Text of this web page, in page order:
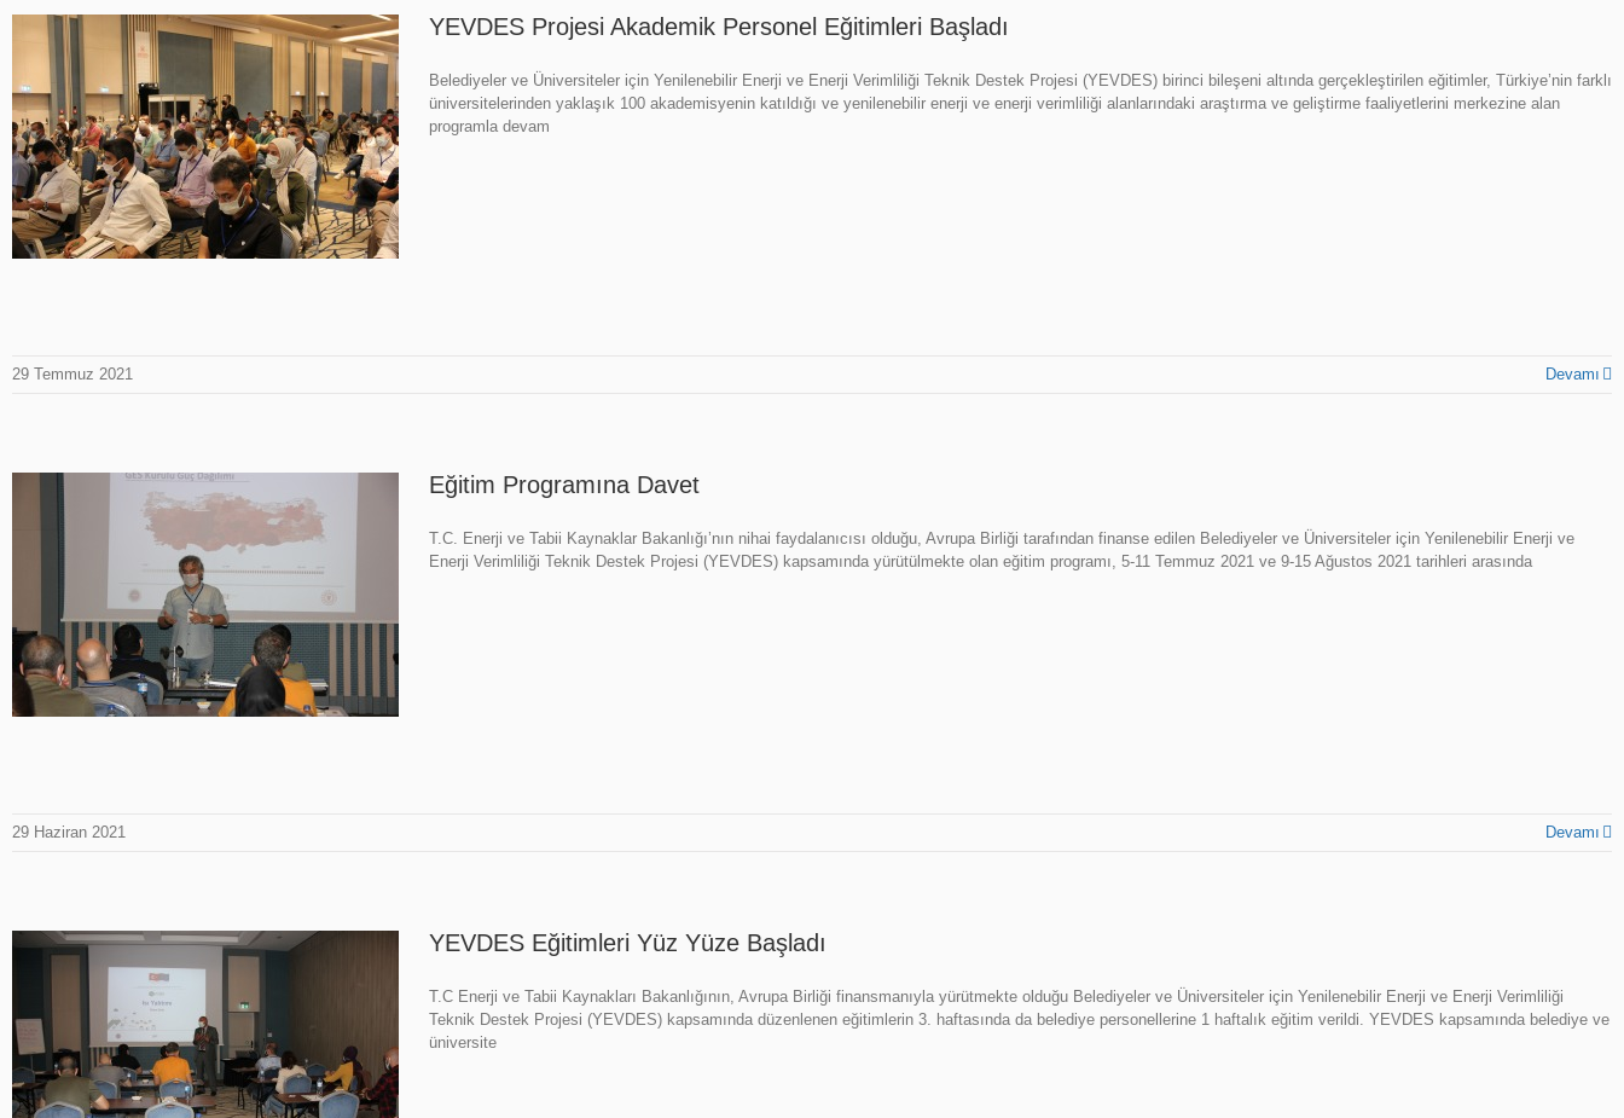
YEVDES Projesi Akademik Personel Eğitimleri Başladı
Belediyeler ve Üniversiteler için Yenilenebilir Enerji ve Enerji Verimliliği Teknik Destek Projesi (YEVDES) birinci bileşeni altında gerçekleştirilen eğitimler, Türkiye’nin farklı
üniversitelerinden yaklaşık 100 akademisyenin katıldığı ve yenilenebilir enerji ve enerji verimliliği alanlarındaki araştırma ve geliştirme faaliyetlerini merkezine alan
programla devam
29 Temmuz 2021 Devamı
Eğitim Programına Davet
T.C. Enerji ve Tabii Kaynaklar Bakanlığı’nın nihai faydalanıcısı olduğu, Avrupa Birliği tarafından finanse edilen Belediyeler ve Üniversiteler için Yenilenebilir Enerji ve
Enerji Verimliliği Teknik Destek Projesi (YEVDES) kapsamında yürütülmekte olan eğitim programı, 5-11 Temmuz 2021 ve 9-15 Ağustos 2021 tarihleri arasında
29 Haziran 2021 Devamı
YEVDES Eğitimleri Yüz Yüze Başladı
T.C Enerji ve Tabii Kaynakları Bakanlığının, Avrupa Birliği finansmanıyla yürütmekte olduğu Belediyeler ve Üniversiteler için Yenilenebilir Enerji ve Enerji Verimliliği
Teknik Destek Projesi (YEVDES) kapsamında düzenlenen eğitimlerin 3. haftasında da belediye personellerine 1 haftalık eğitim verildi. YEVDES kapsamında belediye ve
üniversite